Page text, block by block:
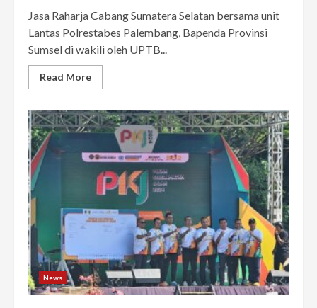
Jasa Raharja Cabang Sumatera Selatan bersama unit
Lantas Polrestabes Palembang, Bapenda Provinsi
Sumsel di wakili oleh UPTB...
Read More
News